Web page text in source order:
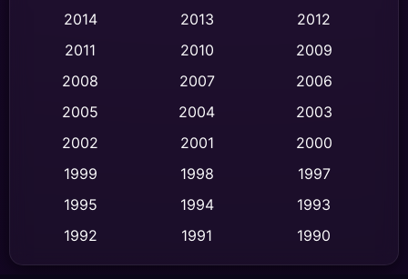
Crime อาชญากรรม (532)
Cult Film
Dance เต้น (10)
Detective สืบสวน (62)
2014
2013
2012
2011
2010
2009
2008
2007
2006
2005
2004
2003
2002
2001
2000
1999
1998
1997
1995
1994
1993
1992
1991
1990
1989
1988
1986